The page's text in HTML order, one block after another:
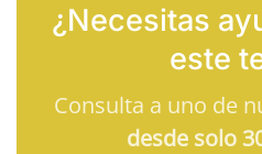
¿Necesitas
este
Consulta a uno de
desde solo